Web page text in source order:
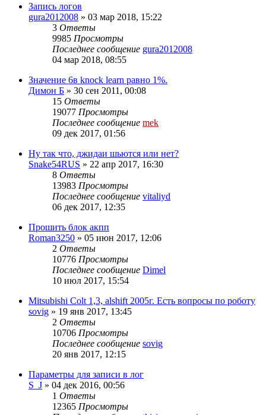
Запись логов
gura2012008 » 03 мар 2018, 15:22
3 Ответы
9985 Просмотры
Последнее сообщение gura2012008
04 мар 2018, 08:55
Значение 6в knock learn равно 1%.
Димон Б » 30 сен 2011, 00:08
15 Ответы
19077 Просмотры
Последнее сообщение mek
09 дек 2017, 01:56
Ну так что, джидаи шьются или нет?
Snake54RUS » 22 апр 2017, 16:30
8 Ответы
13983 Просмотры
Последнее сообщение vitaliyd
06 дек 2017, 12:35
Прошить блок акпп
Roman3250 » 05 июн 2017, 12:06
2 Ответы
10776 Просмотры
Последнее сообщение Dimel
10 июл 2017, 15:54
Mitsubishi Colt 1,3, alshift 2005г. Есть вопросы по роботу
sovig » 19 янв 2017, 13:45
2 Ответы
10706 Просмотры
Последнее сообщение sovig
20 янв 2017, 12:15
Параметры для записи в лог
S_J » 04 дек 2016, 00:56
1 Ответы
12365 Просмотры